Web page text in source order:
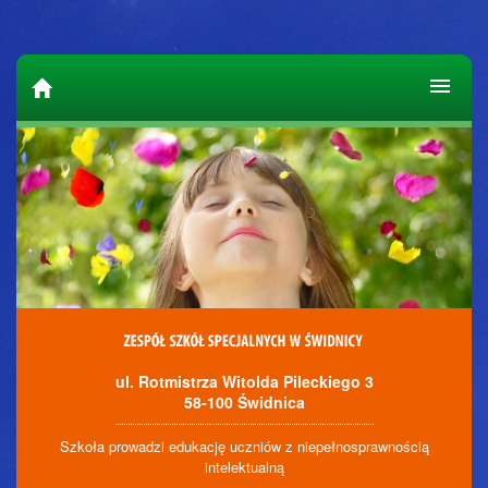
ul. Rotmistrza Witolda Pileckiego 3
58-100 Świdnica
Szkoła prowadzi edukację uczniów z niepełnosprawnością
intelektualną